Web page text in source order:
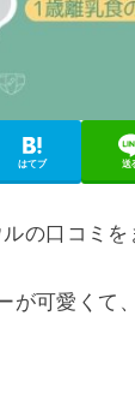
はてブ 送
の口コミを
が可愛くて